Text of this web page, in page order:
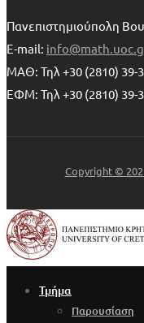
Πανεπιστημιούπολη
E-mail:
ΜΑΘ: Τηλ +30 (2810) 39-
ΕΦΜ: Τηλ +30 (2810) 39-
Copyright ©
Τμήμα
Παρουσίαση